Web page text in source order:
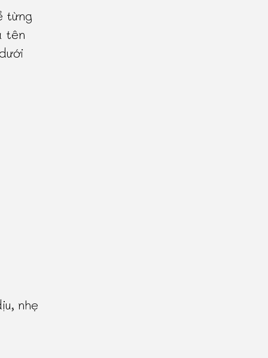
từng
tên
nhẹ